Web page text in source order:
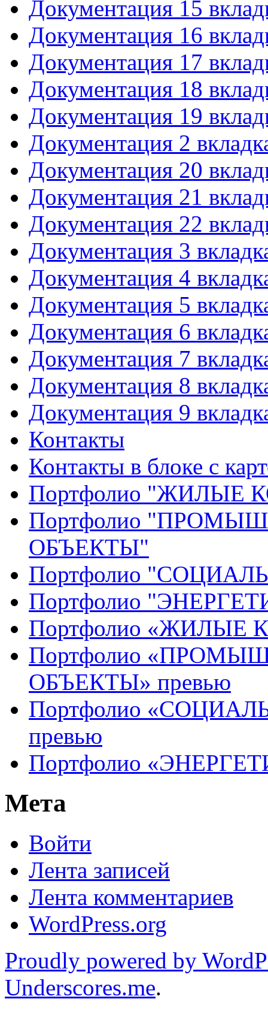
Документация 15
Документация 16
Документация 17
Документация 18
Документация 19
Документация 2
Документация 20
Документация 21
Документация 22
Документация 3
Документация 4
Документация 5
Документация 6
Документация 7
Документация 8
Документация 9
Контакты
Контакты в блоке с
Портфолио "ЖИЛЫЕ
Портфолио
ОБЪЕКТЫ"
Портфолио
Портфолио
Портфолио «ЖИЛЫЕ
Портфолио
ОБЪЕКТЫ» превью
Портфолио
превью
Портфолио
Мета
Войти
Лента записей
Лента комментариев
WordPress.org
Proudly powered by
Underscores.me.